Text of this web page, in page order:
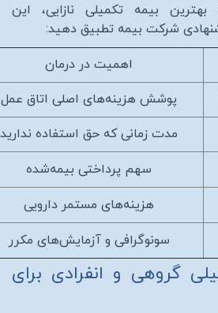
بهترین بیمه تکمیلی نازایی، این
شرکت بیمه تطبیق دهید:
اهمیت در درمان
پوشش هزینه‌های اصلی اتاق عمل
مدت زمانی که حق استفاده ندارید
سهم پرداختی بیمه‌شده
هزینه‌های مستمر دارویی
سونوگرافی و آزمایش‌های مکرر
گروهی و انفرادی برای